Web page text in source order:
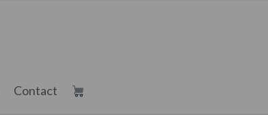
Contact